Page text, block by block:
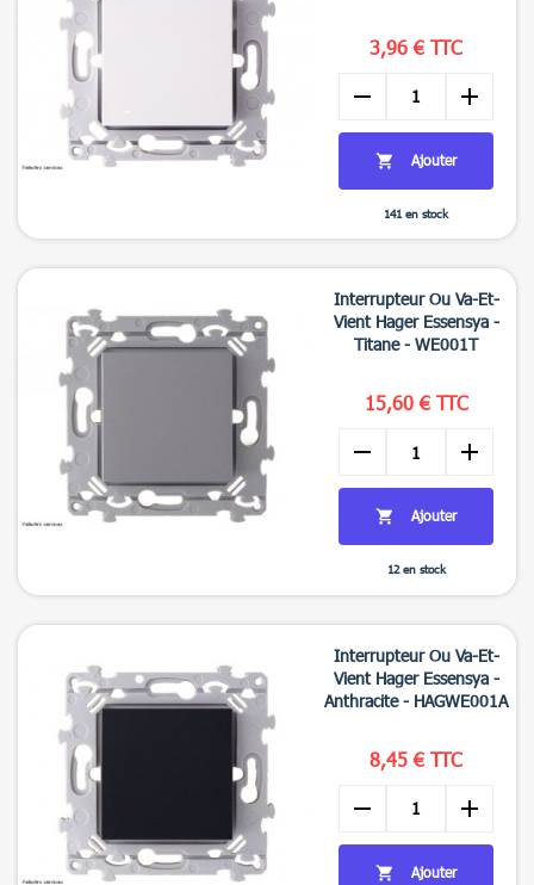

3,96 € TTC
remove add
 Ajouter
141 en stock

Interrupteur Ou Va-Et-
Vient Hager Essensya -
Titane - WE001T
15,60 € TTC
remove add
 Ajouter
12 en stock
Interrupteur Ou Va-Et-
Vient Hager Essensya -
Anthracite - HAGWE001A
8,45 € TTC
remove add
 Ajouter